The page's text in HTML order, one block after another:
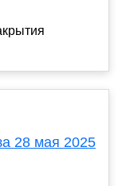
28 мая 2025